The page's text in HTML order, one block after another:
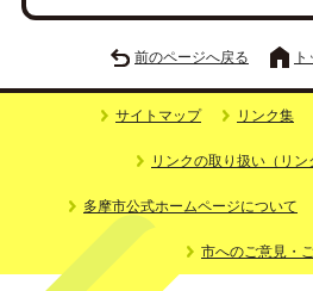
前のページへ戻る
サイトマップ リンク集
リンクの取り扱い（リン
多摩市公式ホームページについて
市へのご意見・